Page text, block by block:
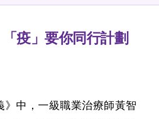
「疫」要你同行計劃
》中，一級職業治療師黃智